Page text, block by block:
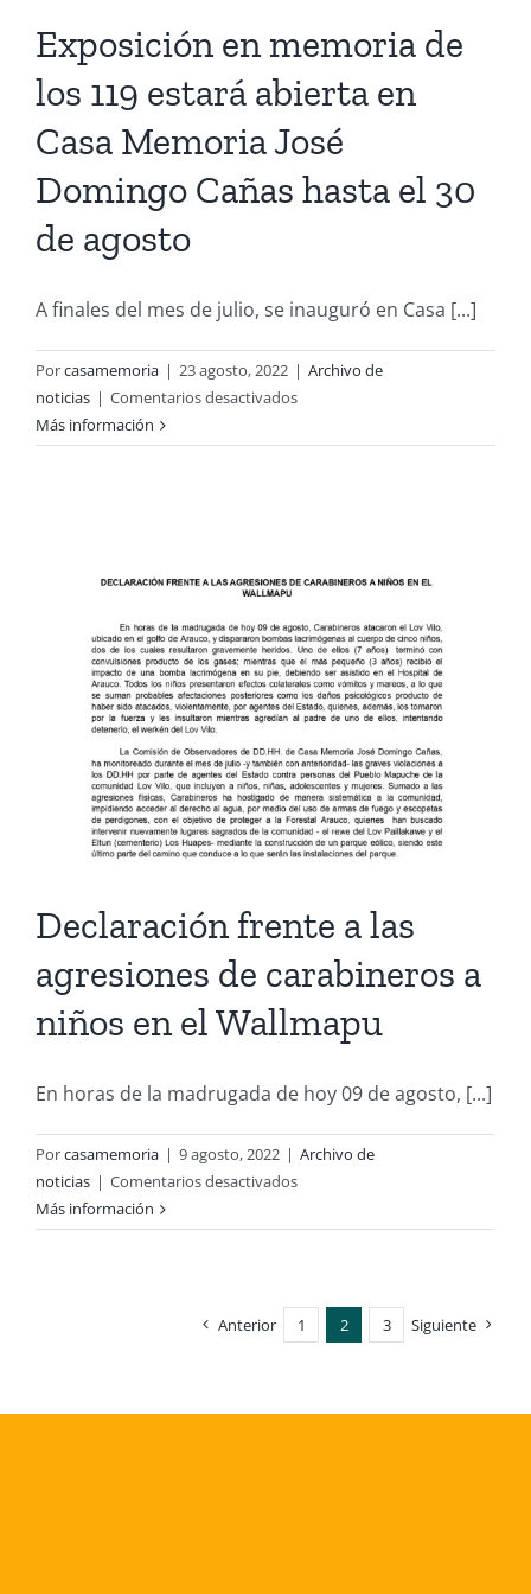
replica
en
muchos
de
detenidos
desaparecidos»
Exposición en memoria de
los 119 estará abierta en
Casa Memoria José
Domingo Cañas hasta el 30
de agosto
A finales del mes de julio, se inauguró en Casa [...]
Porcasamemoria | 23 agosto, 2022 | Archivo de
noticias | Comentarios desactivadosen
en
estará
en
Casa
Memoria
José
Domingo
Cañas
hasta
el
30
agosto
Más información
Declaración frente a las
agresiones de carabineros a
niños en el Wallmapu
En horas de la madrugada de hoy 09 de agosto, [...]
Porcasamemoria | 9 agosto, 2022 | Archivo de
noticias | Comentarios desactivadosen
frente
agresiones
de
Más información
Anterior 1 2 3 Siguiente